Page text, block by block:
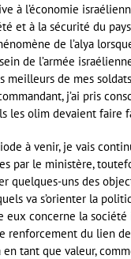
à l’économie
et à la sécurité du
de l’alya
de l’armée
meilleurs de mes
j’ai pris
les olim devaient faire
à venir, je vais
par le ministère,
quelques-uns des
va s’orienter la
eux concerne la
renforcement du lien
en tant que valeur,